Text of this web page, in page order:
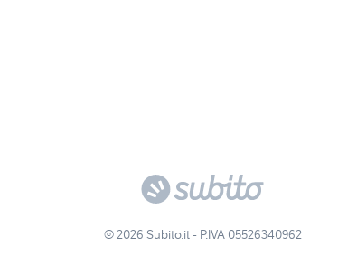
© 2026 Subito.it - P.IVA 05526340962